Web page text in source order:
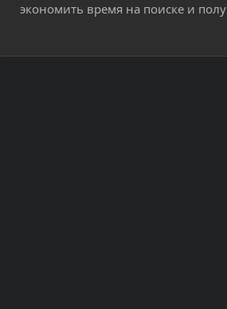
экономить время на поиске и